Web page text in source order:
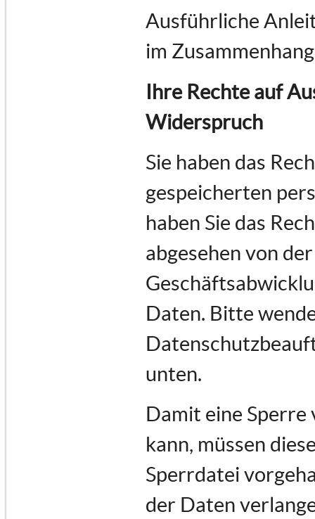
Ausführliche
im
Ihre Rechte auf
Widerspruch
Sie haben das
gespeicherten
haben Sie das
abgesehen von
Daten. Bitte
unten.
Damit eine
kann, müssen
Sperrdatei
der Daten